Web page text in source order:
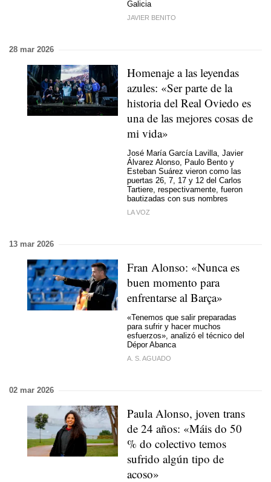
Galicia
JAVIER BENITO
28 mar 2026
Homenaje a las leyendas
azules: «Ser parte de la
historia del Real Oviedo es
una de las mejores cosas de
mi vida»
José María García Lavilla, Javier
Álvarez Alonso, Paulo Bento y
Esteban Suárez vieron como las
puertas 26, 7, 17 y 12 del Carlos
Tartiere, respectivamente, fueron
bautizadas con sus nombres
LA VOZ
13 mar 2026
Fran Alonso: «Nunca es
buen momento para
enfrentarse al Barça»
«Tenemos que salir preparadas
para sufrir y hacer muchos
esfuerzos», analizó el técnico del
Dépor Abanca
A. S. AGUADO
02 mar 2026
Paula Alonso, joven trans
de 24 años: «Máis do 50
% do colectivo temos
sufrido algún tipo de
acoso»